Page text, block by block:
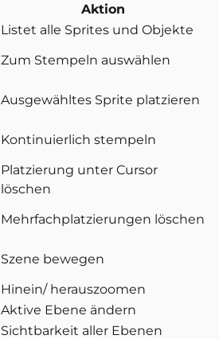
Aktion
Listet alle Sprites und Objekte
Zum Stempeln auswählen
Ausgewähltes Sprite platzieren
Kontinuierlich stempeln
Platzierung unter Cursor
löschen
Mehrfachplatzierungen löschen
Szene bewegen
Hinein/ herauszoomen
Aktive Ebene ändern
Sichtbarkeit aller Ebenen